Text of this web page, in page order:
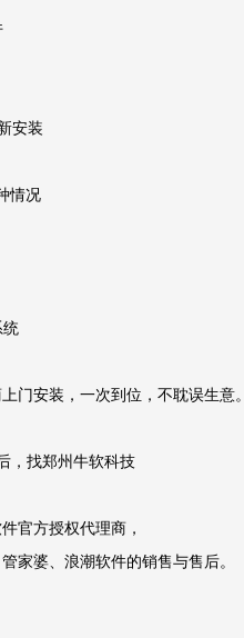
安装
情况
统
门安装，一次到位，不耽误生意。
，找郑州牛软科技
官方授权代理商，
家婆、浪潮软件的销售与售后。